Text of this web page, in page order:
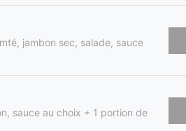
jambon sec, salade, sauce
sauce au choix + 1 portion de